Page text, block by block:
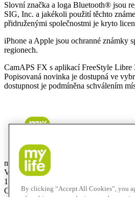
Slovní značka a loga Bluetooth® jsou
SIG, Inc. a jakékoli použití těchto
přidruženými společnostmi je kryto
iPhone a Apple jsou ochranné známky
regionech.
CamAPS FX s aplikací FreeStyle
Popisovaná novinka je dostupná ve
dostupnost je podmíněna schválením
mylife Diabetes Care s.r.o.
Vinohradská 1597/174
130 00 Praha 3
Czech Republic
By clicking “Accept All Cookies”, you